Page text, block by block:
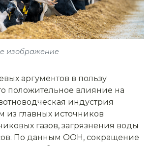
изображение
аргументов в пользу
положительное влияние на
индустрия
из главных источников
газов, загрязнения воды
По данным ООН, сокращение